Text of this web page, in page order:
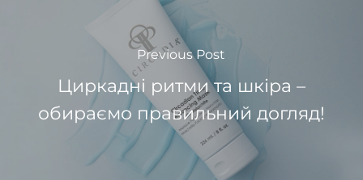
Previous Post
Циркадні ритми та шкіра –
обираємо правильний догляд!